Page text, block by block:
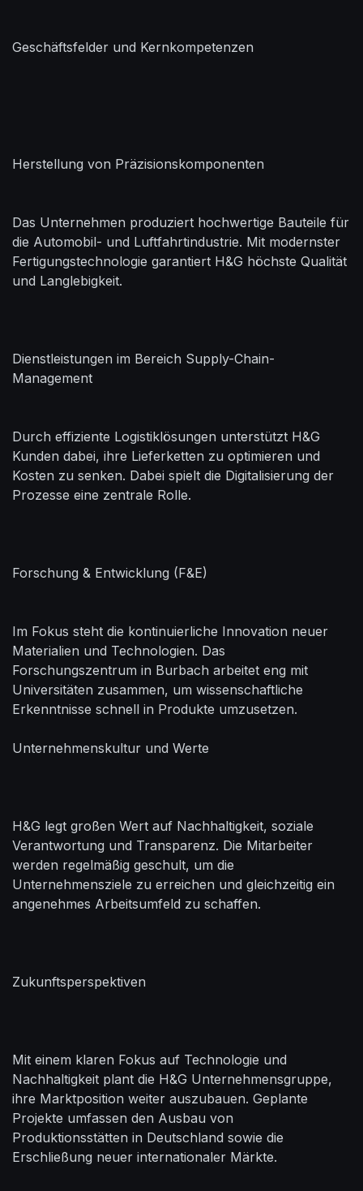
Geschäftsfelder und Kernkompetenzen
Herstellung von Präzisionskomponenten
Das Unternehmen produziert hochwertige Bauteile für
die Automobil- und Luftfahrtindustrie. Mit modernster
Fertigungstechnologie garantiert H&G höchste Qualität
und Langlebigkeit.
Dienstleistungen im Bereich Supply-Chain-
Management
Durch effiziente Logistiklösungen unterstützt H&G
Kunden dabei, ihre Lieferketten zu optimieren und
Kosten zu senken. Dabei spielt die Digitalisierung der
Prozesse eine zentrale Rolle.
Forschung & Entwicklung (F&E)
Im Fokus steht die kontinuierliche Innovation neuer
Materialien und Technologien. Das
Forschungszentrum in Burbach arbeitet eng mit
Universitäten zusammen, um wissenschaftliche
Erkenntnisse schnell in Produkte umzusetzen.
Unternehmenskultur und Werte
H&G legt großen Wert auf Nachhaltigkeit, soziale
Verantwortung und Transparenz. Die Mitarbeiter
werden regelmäßig geschult, um die
Unternehmensziele zu erreichen und gleichzeitig ein
angenehmes Arbeitsumfeld zu schaffen.
Zukunftsperspektiven
Mit einem klaren Fokus auf Technologie und
Nachhaltigkeit plant die H&G Unternehmensgruppe,
ihre Marktposition weiter auszubauen. Geplante
Projekte umfassen den Ausbau von
Produktionsstätten in Deutschland sowie die
Erschließung neuer internationaler Märkte.